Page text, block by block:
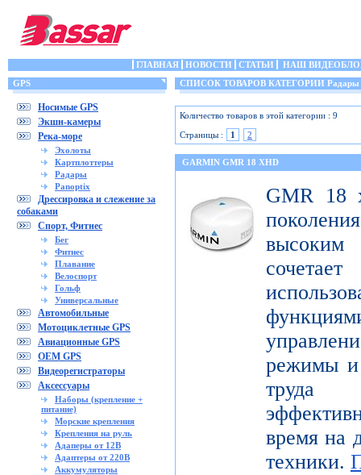
ГЛАВНАЯ НОВОСТИ СТАТЬИ
НАШ
GPS
Носимые GPS
Экшн-камеры
Река-море
Эхолоты
Картплоттеры
Радары
Panoptix
Дрессировка и слежение за
собаками
Спорт, Фитнес
Бег
Фитнес
Плавание
Велоспорт
Гольф
Универсальные
Автомобильные
Мотоциклетные GPS
Авиационные GPS
OEM GPS
Видеорегистраторы
Аксессуары
Наборы (крепление +
питание)
Морские крепления
Крепления на руль
Адаперы от 12В
Адаптеры от 220В
Аккумуляторы
СПИСОК ТОВАРОВ КАТЕГОРИИ Радары
Количество товаров в этой категории : 9
Страницы :
1 2
GARMIN GMR 18 XHD
GMR 18
высоким
режимы и
труда
время на
техники.